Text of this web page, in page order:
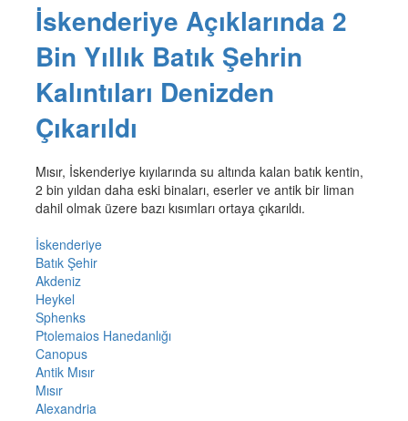
İskenderiye Açıklarında 2
Bin Yıllık Batık Şehrin
Kalıntıları Denizden
Çıkarıldı
Mısır, İskenderiye kıyılarında su altında kalan batık kentin,
2 bin yıldan daha eski binaları, eserler ve antik bir liman
dahil olmak üzere bazı kısımları ortaya çıkarıldı.
İskenderiye
Batık Şehir
Akdeniz
Heykel
Sphenks
Ptolemaios Hanedanlığı
Canopus
Antik Mısır
Mısır
Alexandria